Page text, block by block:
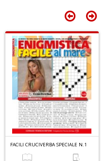
FACILI CRUCIVERBA SPECIALE N.1